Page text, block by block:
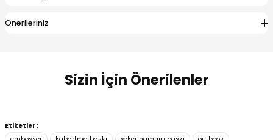
Önerileriniz
Sizin İçin Önerilenler
Daire Kesici Kurabiye Kalıbı
Etiketler :